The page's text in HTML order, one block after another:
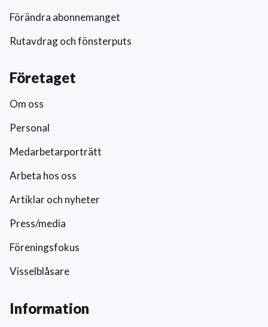
Förändra abonnemanget
Rutavdrag och fönsterputs
Företaget
Om oss
Personal
Medarbetarporträtt
Arbeta hos oss
Artiklar och nyheter
Press/media
Föreningsfokus
Visselblåsare
Information